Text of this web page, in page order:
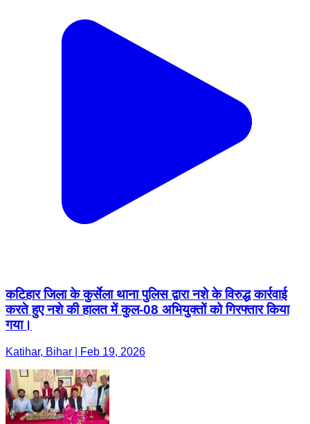
कटिहार जिला के कुर्सेला थाना पुलिस द्वारा नशे के विरुद्ध कार्रवाई
करते हुए नशे की हालत में कुल-08 अभियुक्तों को गिरफ्तार किया
गया।
Katihar, Bihar | Feb 19, 2026